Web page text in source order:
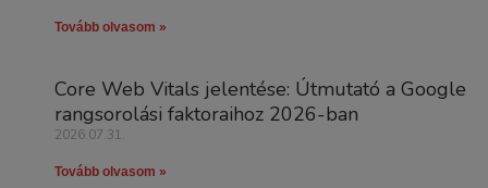
Tovább olvasom »
Core Web Vitals jelentése: Útmutató a Google
rangsorolási faktoraihoz 2026-ban
2026.07.31.
Tovább olvasom »